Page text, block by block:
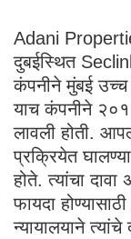
Adani
दुबईस्थित
कंपनीने मुंबई उच्च
याच कंपनीने २०१८
लावली होती.
प्रक्रियेत
होते. त्यांचा
फायदा
न्यायालयाने